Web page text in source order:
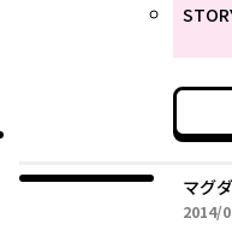
マグ
2014/